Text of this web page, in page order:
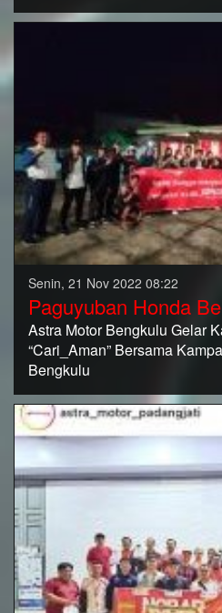
Senin, 21 Nov 2022 08:22
Paguyuban Honda
Astra Motor Bengkulu Gelar
“Cari_Aman” Bersama
Bengkulu